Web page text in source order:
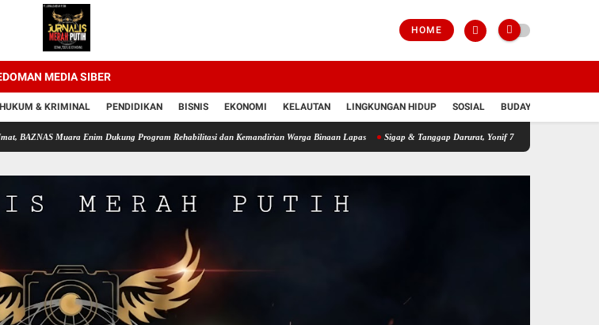
HOME
MEDIA SIBER
HUKUM & KRIMINAL PENDIDIKAN BISNIS EKONOMI KELAUTAN LINGKUNGAN HIDUP SOSIAL BUDAYA
Enim Dukung Program Rehabilitasi dan Kemandirian Warga Binaan Lapas Sigap & Tanggap Darurat, Yonif 751/VJS Bantu Penanganan Warga